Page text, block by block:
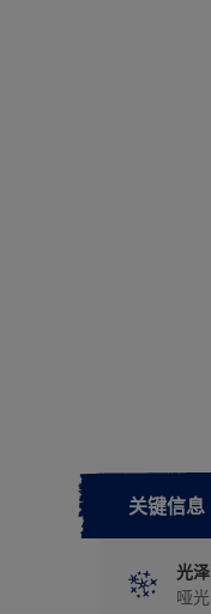
关键信息
光泽
哑光